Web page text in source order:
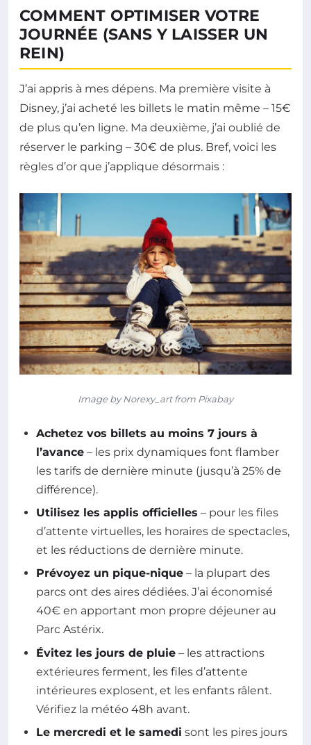
COMMENT OPTIMISER VOTRE
JOURNÉE (SANS Y LAISSER UN
REIN)
J’ai appris à mes dépens. Ma première visite à
Disney, j’ai acheté les billets le matin même – 15€
de plus qu’en ligne. Ma deuxième, j’ai oublié de
réserver le parking – 30€ de plus. Bref, voici les
règles d’or que j’applique désormais :
Image by Norexy_art from Pixabay
Achetez vos billets au moins 7 jours à
l’avance – les prix dynamiques font flamber
les tarifs de dernière minute (jusqu’à 25% de
différence).
Utilisez les applis officielles – pour les files
d’attente virtuelles, les horaires de spectacles,
et les réductions de dernière minute.
Prévoyez un pique-nique – la plupart des
parcs ont des aires dédiées. J’ai économisé
40€ en apportant mon propre déjeuner au
Parc Astérix.
Évitez les jours de pluie – les attractions
extérieures ferment, les files d’attente
intérieures explosent, et les enfants râlent.
Vérifiez la météo 48h avant.
Le mercredi et le samedi sont les pires jours